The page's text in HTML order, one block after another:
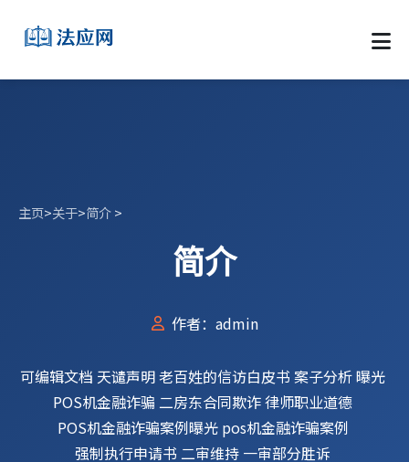
主页>关于>简介>
简介
作者：admin
可编辑文档 天谴声明老百姓的信访白皮书 案子分析曝光
POS机金融诈骗 二房东合同欺诈律师职业道德
POS机金融诈骗案例曝光 pos机金融诈骗案例
强制执行申请书 二审维持 一审部分胜诉